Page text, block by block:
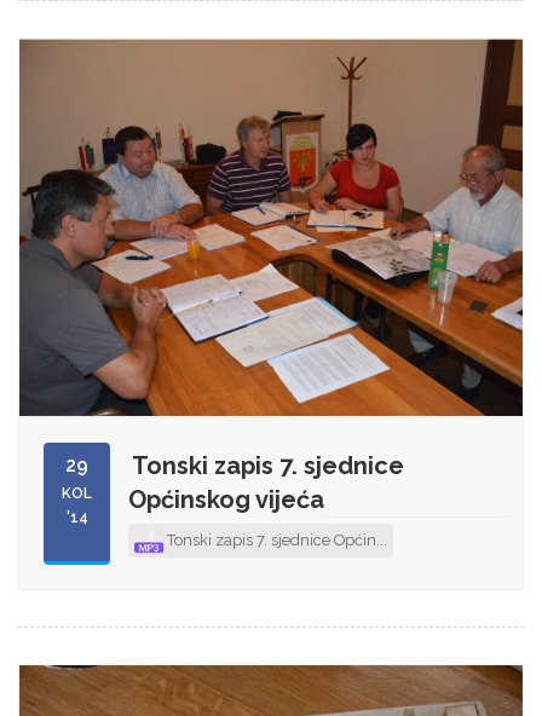
29
KOL
'14
Tonski zapis 7. sjednice
Općinskog vijeća
Tonski zapis 7. sjednice Općin...